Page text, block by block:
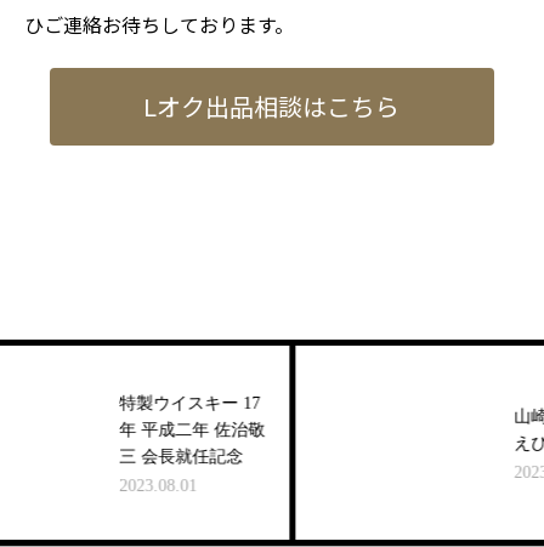
ひご連絡お待ちしております。
Lオク出品相談はこちら
特製ウイスキー 17
年 平成二年 佐治敬
三 会長就任記念
2023.08.01
山崎
えび